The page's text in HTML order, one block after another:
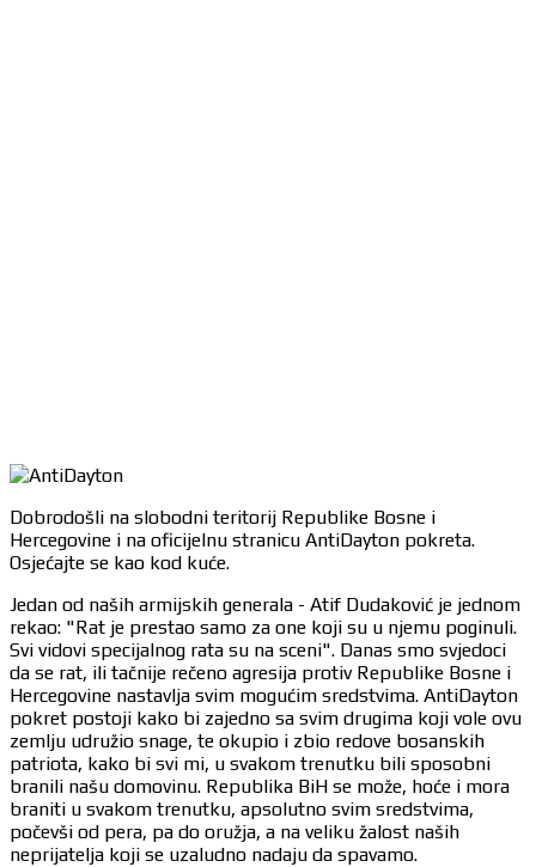
Dobrodošli na slobodni teritorij Republike Bosne i
Hercegovine i na oficijelnu stranicu AntiDayton pokreta.
Osjećajte se kao kod kuće.
Jedan od naših armijskih generala - Atif Dudaković je jednom
rekao: "Rat je prestao samo za one koji su u njemu poginuli.
Svi vidovi specijalnog rata su na sceni". Danas smo svjedoci
da se rat, ili tačnije rečeno agresija protiv Republike Bosne i
Hercegovine nastavlja svim mogućim sredstvima. AntiDayton
pokret postoji kako bi zajedno sa svim drugima koji vole ovu
zemlju udružio snage, te okupio i zbio redove bosanskih
patriota, kako bi svi mi, u svakom trenutku bili sposobni
branili našu domovinu. Republika BiH se može, hoće i mora
braniti u svakom trenutku, apsolutno svim sredstvima,
počevši od pera, pa do oružja, a na veliku žalost naših
neprijatelja koji se uzaludno nadaju da spavamo.